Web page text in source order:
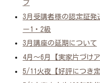
プ
3月受講者様の認定証発
ー1・2級
3月講座の延期について
4月～6月【実家片づけ
5/11火夜【好評につき